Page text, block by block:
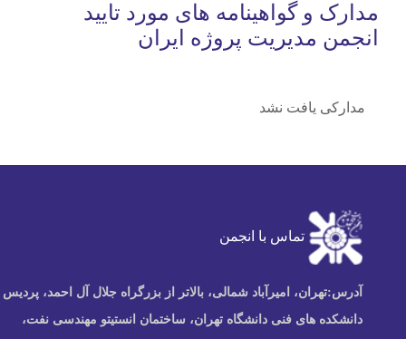
مدارک و گواهینامه های مورد تایید
انجمن مدیریت پروژه ایران
مدارکی یافت نشد
تماس با انجمن
آدرس:تهران، امیرآباد شمالی، بالاتر از بزرگراه جلال آل احمد، پردیس
دانشکده های فنی دانشگاه تهران، ساختمان انستیتو مهندسی نفت،